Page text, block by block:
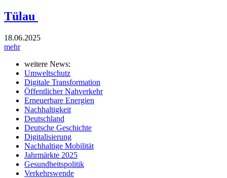
Tülau
18.06.2025
mehr
weitere News:
Umweltschutz
Digitale Transformation
Öffentlicher Nahverkehr
Erneuerbare Energien
Nachhaltigkeit
Deutschland
Deutsche Geschichte
Digitalisierung
Nachhaltige Mobilität
Jahrmärkte 2025
Gesundheitspolitik
Verkehrswende